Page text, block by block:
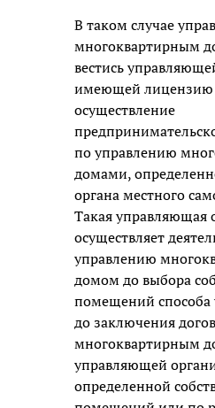
В таком случае
многоквартирным
вестись
имеющей лицензию
осуществление
по управлению
домами,
органа местного
Такая управляющая
осуществляет
управлению
домом до выбора
помещений способа
до заключения
многоквартирным
управляющей
определенной